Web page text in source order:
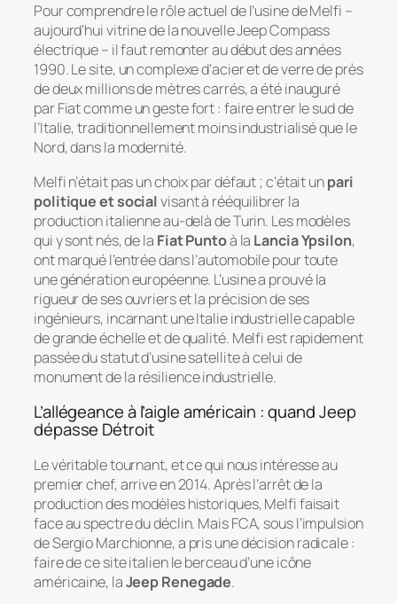
Pour comprendre le rôle actuel de l’usine de Melfi –
aujourd’hui vitrine de la nouvelle Jeep Compass
électrique – il faut remonter au début des années
1990. Le site, un complexe d’acier et de verre de près
de deux millions de mètres carrés, a été inauguré
par Fiat comme un geste fort : faire entrer le sud de
l’Italie, traditionnellement moins industrialisé que le
Nord, dans la modernité.
Melfi n’était pas un choix par défaut ; c’était unpari
politique et socialvisant à rééquilibrer la
production italienne au-delà de Turin. Les modèles
qui y sont nés, de la Fiat Puntoà la Lancia Ypsilon,
ont marqué l’entrée dans l’automobile pour toute
une génération européenne. L’usine a prouvé la
rigueur de ses ouvriers et la précision de ses
ingénieurs, incarnant une Italie industrielle capable
de grande échelle et de qualité. Melfi est rapidement
passée du statut d’usine satellite à celui de
monument de la résilience industrielle.
L’allégeance à l’aigle américain : quand Jeep
dépasse Détroit
Le véritable tournant, et ce qui nous intéresse au
premier chef, arrive en 2014. Après l’arrêt de la
production des modèles historiques, Melfi faisait
face au spectre du déclin. Mais FCA, sous l’impulsion
de Sergio Marchionne, a pris une décision radicale :
faire de ce site italien le berceau d’une icône
américaine, laJeep Renegade.